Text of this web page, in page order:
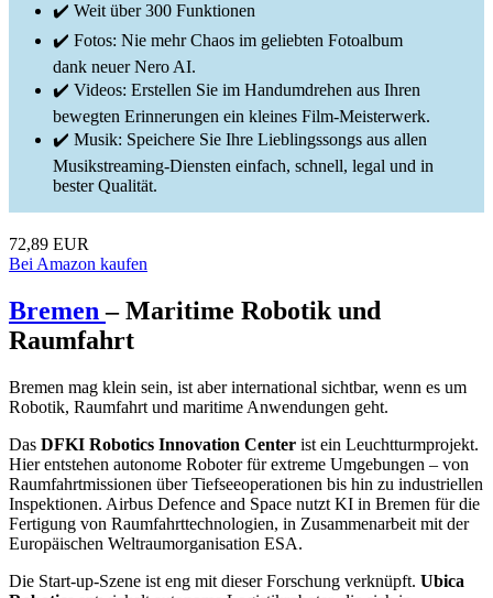
✔️ Weit über 300 Funktionen
✔️ Fotos: Nie mehr Chaos im geliebten Fotoalbum
dank neuer Nero AI.
✔️ Videos: Erstellen Sie im Handumdrehen aus Ihren
bewegten Erinnerungen ein kleines Film-Meisterwerk.
✔️ Musik: Speichere Sie Ihre Lieblingssongs aus allen
Musikstreaming-Diensten einfach, schnell, legal und in
bester Qualität.
72,89 EUR
Bei Amazon kaufen
Bremen– Maritime Robotik und
Raumfahrt
Bremen mag klein sein, ist aber international sichtbar, wenn es um
Robotik, Raumfahrt und maritime Anwendungen geht.
Das DFKI Robotics Innovation Center ist ein Leuchtturmprojekt.
Hier entstehen autonome Roboter für extreme Umgebungen – von
Raumfahrtmissionen über Tiefseeoperationen bis hin zu industriellen
Inspektionen. Airbus Defence and Space nutzt KI in Bremen für die
Fertigung von Raumfahrttechnologien, in Zusammenarbeit mit der
Europäischen Weltraumorganisation ESA.
Die Start-up-Szene ist eng mit dieser Forschung verknüpft. Ubica